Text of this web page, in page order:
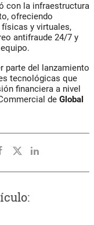
con la infraestructura
ofreciendo
y virtuales,
antifraude 24/7 y
parte del lanzamiento
tecnológicas que
financiera a nivel
de Global